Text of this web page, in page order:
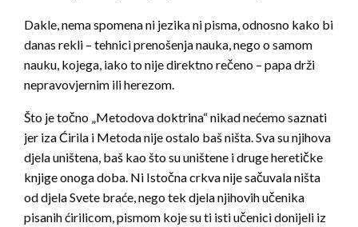
Dakle, nema spomena ni jezika ni pisma, odnosno kako bi
danas rekli – tehnici prenošenja nauka, nego o samom
nauku, kojega, iako to nije direktno rečeno – papa drži
nepravovjernim ili herezom.
Što je točno „Metodova doktrina“ nikad nećemo saznati
jer iza Ćirila i Metoda nije ostalo baš ništa. Sva su njihova
djela uništena, baš kao što su uništene i druge heretičke
knjige onoga doba. Ni Istočna crkva nije sačuvala ništa
od djela Svete braće, nego tek djela njihovih učenika
pisanih ćirilicom, pismom koje su ti isti učenici donijeli iz